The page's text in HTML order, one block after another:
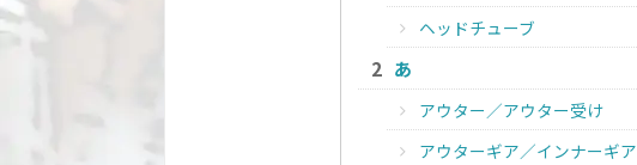
ヘッドチューブ
あ
アウター／アウター受け
アウターギア／インナーギア